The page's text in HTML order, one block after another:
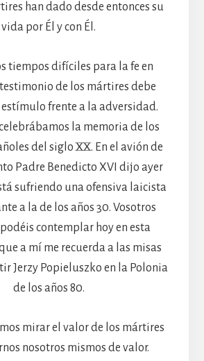
han dado desde entonces su
vida por Él y con Él.
tiempos difíciles para la fe en
testimonio de los mártires debe
frente a la adversidad.
la memoria de los
del siglo XX. En el avión de
Padre Benedicto XVI dijo ayer
sufriendo una ofensiva laicista
a la de los años 30. Vosotros
contemplar hoy en esta
a mí me recuerda a las misas
Jerzy Popieluszko en la Polonia
de los años 80.
mirar el valor de los mártires
nosotros mismos de valor.